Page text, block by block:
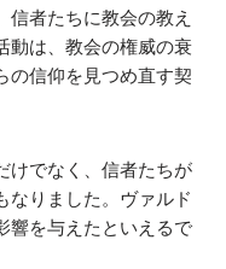
者たちに教会の教え
動は、教会の権威の衰
の信仰を見つめ直す契
けでなく、信者たちが
なりました。ヴァルド
響を与えたといえるで